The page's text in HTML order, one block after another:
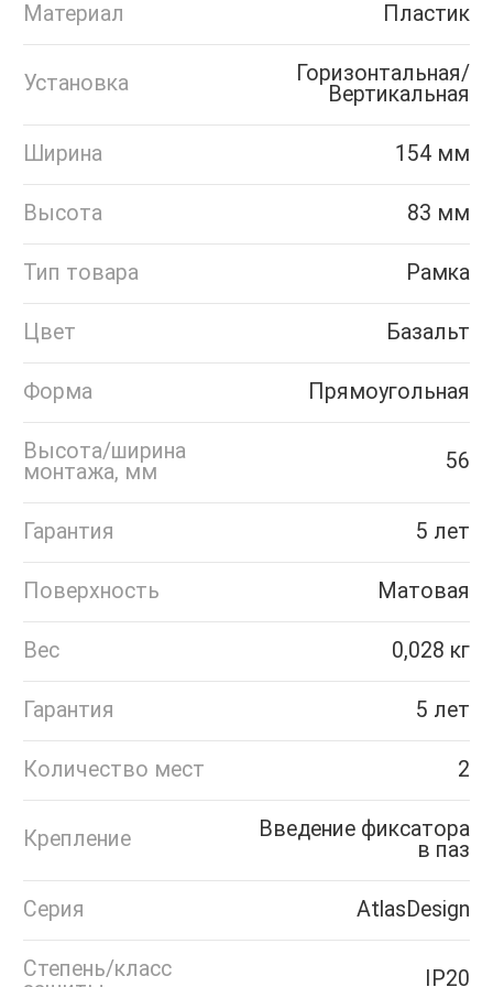
Материал Пластик
Установка
Горизонтальная/
Вертикальная
Ширина 154 мм
Высота 83 мм
Тип товара Рамка
Цвет Базальт
Форма Прямоугольная
Высота/ширина
монтажа, мм
56
Гарантия 5 лет
Поверхность Матовая
Вес 0,028 кг
Гарантия 5 лет
Количество мест 2
Крепление
Введение фиксатора
в паз
Серия AtlasDesign
Степень/класс
IP20